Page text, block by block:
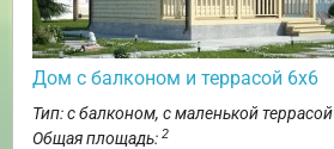
Дом с балконом и террасой 6х6
Тип: с балконом, с маленькой террасой
Общая площадь: 2